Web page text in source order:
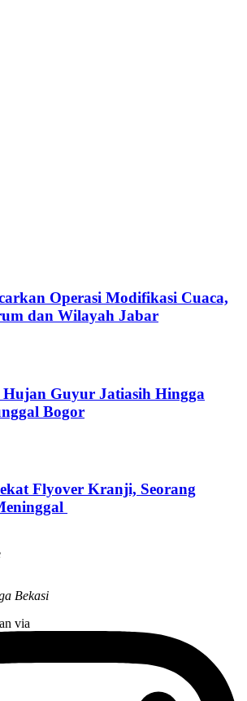
Operasi Modifikasi Cuaca,
dan Wilayah Jabar
Guyur Jatiasih Hingga
Bogor
Flyover Kranji, Seorang
Bekasi
via